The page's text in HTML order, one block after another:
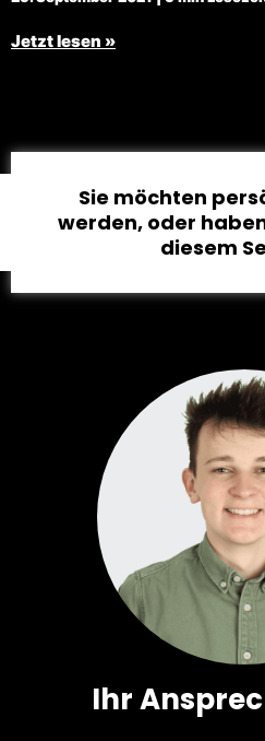
Jetzt lesen »
Sie möchten
werden, oder
diesem
Ihr